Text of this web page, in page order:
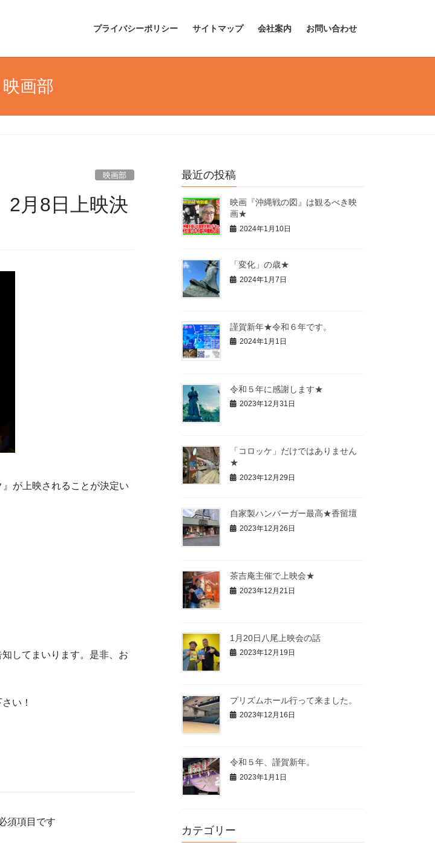
プライバシーポリシー サイトマップ 会社案内 お問い合わせ
映画部
映画部
2月8日上映決
が上映されることが決定い
してまいります。是非、お
い！
須項目です
最近の投稿
映画『沖縄戦の図』は観るべき映
画★
2024年1月10日
「変化」の歳★
2024年1月7日
謹賀新年★令和６年です。
2024年1月1日
令和５年に感謝します★
2023年12月31日
「コロッケ」だけではありません
★
2023年12月29日
自家製ハンバーガー最高★香留壇
2023年12月26日
茶吉庵主催で上映会★
2023年12月21日
1月20日八尾上映会の話
2023年12月19日
プリズムホール行って来ました。
2023年12月16日
令和５年、謹賀新年。
2023年1月1日
カテゴリー